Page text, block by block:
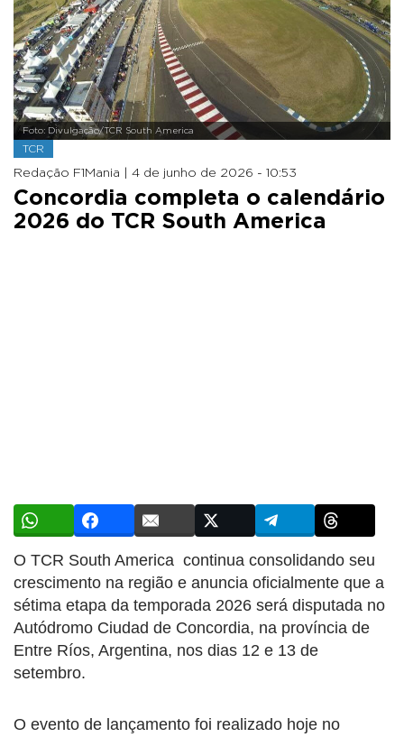
Foto: Divulgação/TCR South America
TCR
Redação F1Mania | 4 de junho de 2026 - 10:53
Concordia completa o calendário
2026 do TCR South America
O TCR South America continua consolidando seu
crescimento na região e anuncia oficialmente que a
sétima etapa da temporada 2026 será disputada no
Autódromo Ciudad de Concordia, na província de
Entre Ríos, Argentina, nos dias 12 e 13 de
setembro.
O evento de lançamento foi realizado hoje no